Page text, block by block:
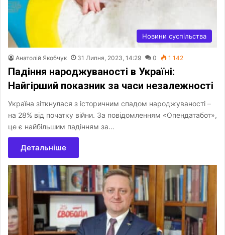
Новини суспільства
Анатолій Якобчук 31 Липня, 2023, 14:29 0 1 142
Падіння народжуваності в Україні:
Найгірший показник за часи незалежності
Україна зіткнулася з історичним спадом народжуваності –
на 28% від початку війни. За повідомленням «Опендатабот»,
це є найбільшим падінням за…
Детальніше